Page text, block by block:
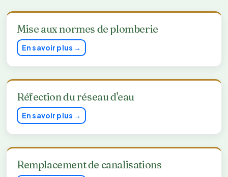
Mise aux normes de plomberie
En savoir plus →
Réfection du réseau d'eau
En savoir plus →
Remplacement de canalisations